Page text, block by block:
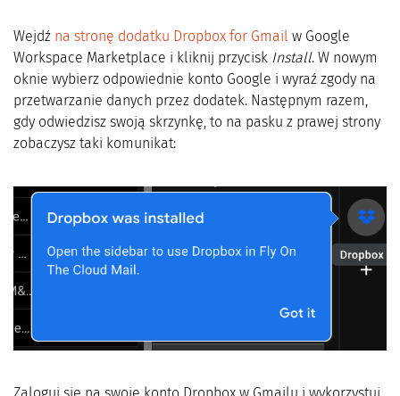
Wejdź na stronę dodatku Dropbox for Gmail w Google
Workspace Marketplace i kliknij przycisk Install. W nowym
oknie wybierz odpowiednie konto Google i wyraź zgody na
przetwarzanie danych przez dodatek. Następnym razem,
gdy odwiedzisz swoją skrzynkę, to na pasku z prawej strony
zobaczysz taki komunikat: